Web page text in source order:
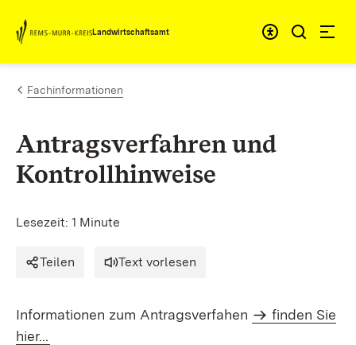
Zum Inhalt springen
Landwirtschaftsamt
Fachinformationen
Antragsverfahren und
Kontrollhinweise
Lesezeit: 1 Minute
Teilen Text vorlesen
Informationen zum Antragsverfahen
finden Sie
hier...